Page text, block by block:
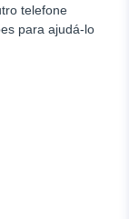
telefone
para ajudá-lo